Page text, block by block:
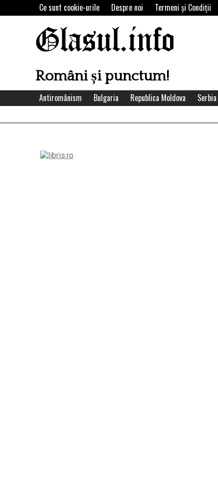
to
Ce sunt cookie-urile Despre noi Termeni şi Condiţii
Glasul.info
Români și punctum!
Antiromânism Bulgaria Republica Moldova Serbia
Left
Asides